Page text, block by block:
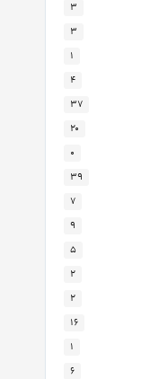
۳
۳
۱
۴
۳۷
۲۰
۰
۳۹
۷
۹
۵
۲
۲
۱۶
۱
۶